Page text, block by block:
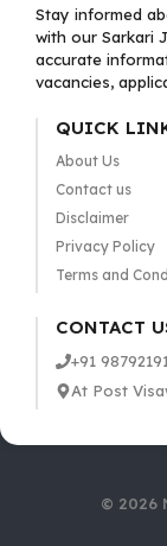
Stay informed
with our Sarkari
accurate
vacancies,
QUICK
About Us
Contact us
Disclaimer
Privacy Policy
Terms and
CONTACT
+91
At Post
© 2026